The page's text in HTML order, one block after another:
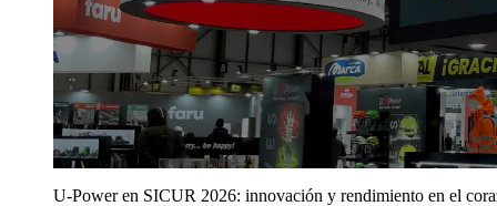
U‑Power en SICUR 2026: innovación y rendimiento en el